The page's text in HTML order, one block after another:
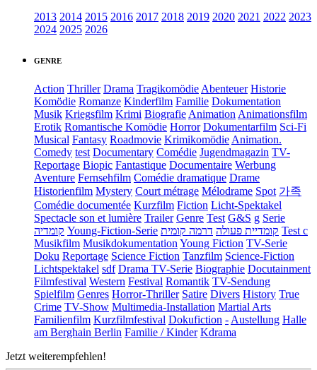
2013 2014 2015 2016 2017 2018 2019 2020 2021 2022 2023
2024 2025 2026
GENRE
Action Thriller Drama Tragikomödie Abenteuer Historie
Komödie Romanze Kinderfilm Familie Dokumentation
Musik Kriegsfilm Krimi Biografie Animation Animationsfilm
Erotik Romantische Komödie Horror Dokumentarfilm Sci-Fi
Musical Fantasy Roadmovie Krimikomödie Animation.
Comedy test Documentary Comédie Jugendmagazin TV-
Reportage Biopic Fantastique Documentaire Werbung
Aventure Fernsehfilm Comédie dramatique Drame
Historienfilm Mystery Court métrage Mélodrame Spot 가족
Comédie documentée Kurzfilm Fiction Licht-Spektakel
Spectacle son et lumière Trailer Genre Test G&S g Serie
קומדיה Young-Fiction-Serie קומדיית פעולה דרמה קומית
Test c
Musikfilm Musikdokumentation Young Fiction TV-Serie
Doku Reportage Science Fiction Tanzfilm Science-Fiction
Lichtspektakel sdf Drama TV-Serie Biographie Docutainment
Filmfestival Western Festival Romantik TV-Sendung
Spielfilm Genres Horror-Thriller Satire Divers History True
Crime TV-Show Multimedia-Installation Martial Arts
Familienfilm Kurzfilmfestival Dokufiction - Austellung Halle
am Berghain Berlin Familie / Kinder Kdrama
Jetzt weiterempfehlen!